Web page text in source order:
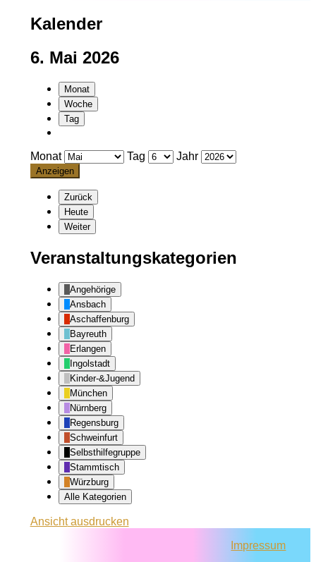
Kalender
6. Mai 2026
Monat
Woche
Tag
Monat Tag Jahr
Zurück
Heute
Weiter
Veranstaltungskategorien
Angehörige
Ansbach
Aschaffenburg
Bayreuth
Erlangen
Ingolstadt
Kinder-&Jugend
München
Nürnberg
Regensburg
Schweinfurt
Selbsthilfegruppe
Stammtisch
Würzburg
Alle Kategorien
Ansichtausdrucken
Impressum